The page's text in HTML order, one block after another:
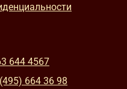
644 4567
664 36 98